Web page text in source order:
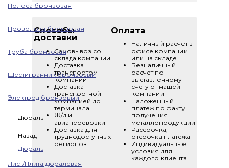
Полоса бронзовая
Проволока бронзовая
Труба бронзовая
Шестигранник бронзовый
Электрод бронзовый
Дюраль
Назад
Дюраль
Лист/Плита дюралевая
Способы
доставки
Самовывоз со
склада компании
Доставка
транспортом
компании
Доставка
транспортной
компанией до
терминала
Ж/д и
авиаперевозки
Доставка для
труднодоступных
регионов
Оплата
Наличный расчет в
офисе компании
или на складе
Безналичный
расчет по
выставленному
счету от нашей
компании
Наложенный
платеж по факту
получения
металлопродукции
Рассрочка,
отсрочка платежа
Индивидуальные
условия для
каждого клиента